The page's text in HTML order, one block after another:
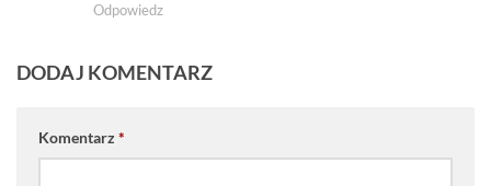
Odpowiedz
DODAJ KOMENTARZ
Komentarz *